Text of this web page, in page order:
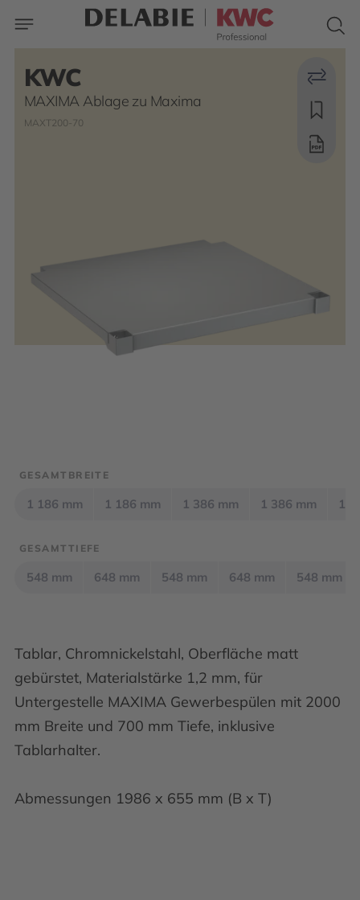
KWC
MAXIMA Ablage zu Maxima
MAXT200-70
Tablar, Chromnickelstahl, Oberfläche matt
gebürstet, Materialstärke 1,2 mm, für
Untergestelle MAXIMA Gewerbespülen mit 2000
mm Breite und 700 mm Tiefe, inklusive
Tablarhalter.
Abmessungen 1986 x 655 mm (B x T)
GESAMTBREITE
1 186 mm 1 186 mm 1 386 mm 1 386 mm 1
GESAMTTIEFE
548 mm 648 mm 548 mm 648 mm 548 mm